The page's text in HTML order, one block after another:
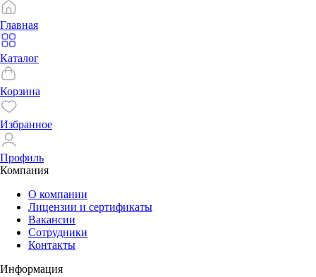
Главная
Каталог
Корзина
Избранное
Профиль
Компания
О компании
Лицензии и сертификаты
Вакансии
Сотрудники
Контакты
Информация